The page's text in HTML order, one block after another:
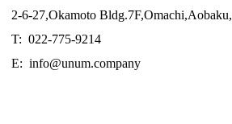
2-6-27,Okamoto
T: 022-775-9214
E: info@unum.company